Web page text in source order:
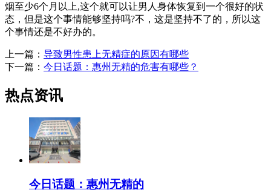
烟至少6个月以上,这个就可以让男人身体恢复到一个很好的状
态，但是这个事情能够坚持吗?不，这是坚持不了的，所以这
个事情还是不好办的。
上一篇： 导致男性患上无精症的原因有哪些
下一篇： 今日话题：惠州无精的危害有哪些？
热点资讯
今日话题：惠州无精的